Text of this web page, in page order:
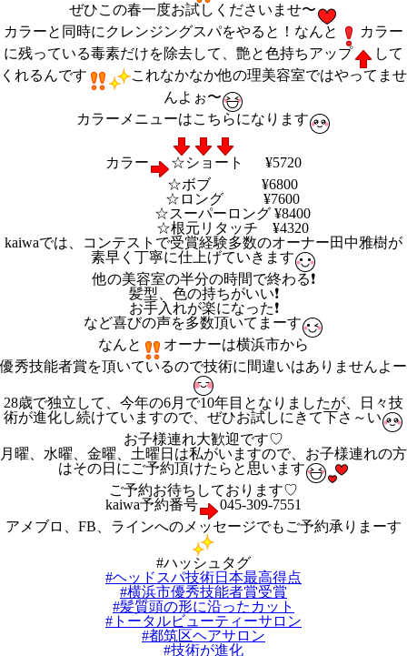
ぜひこの春一度お試しくださいませ〜
カラーと同時にクレンジングスパをやると！なんと
カラー
に残っている毒素だけを除去して、艶と色持ちアップ
して
くれるんです
これなかなか他の理美容室ではやってませ
んよぉ〜
カラーメニューはこちらになります
カラー
☆ショート ¥5720
☆ボブ ¥6800
☆ロング ¥7600
☆スーパーロング ¥8400
☆根元リタッチ ¥4320
kaiwaでは、コンテストで受賞経験多数のオーナー田中雅樹が
素早く丁寧に仕上げていきます
他の美容室の半分の時間で終わる❗️
髪型、色の持ちがいい❗️
お手入れが楽になった❗️
など喜びの声を多数頂いてまーす
なんと
オーナーは横浜市から
優秀技能者賞を頂いているので技術に間違いはありませんよー
28歳で独立して、今年の6月で10年目となりましたが、日々技
術が進化し続けていますので、ぜひお試しにきて下さ～い
お子様連れ大歓迎です♡
月曜、水曜、金曜、土曜日は私がいますので、お子様連れの方
はその日にご予約頂けたらと思います
ご予約お待ちしております♡
kaiwa予約番号
045-309-7551
アメブロ、FB、ラインへのメッセージでもご予約承りまーす
#ハッシュタグ
#ヘッドスパ技術日本最高得点
#横浜市優秀技能者賞受賞
#髪質頭の形に沿ったカット
#トータルビューティーサロン
#都筑区ヘアサロン
#技術が進化